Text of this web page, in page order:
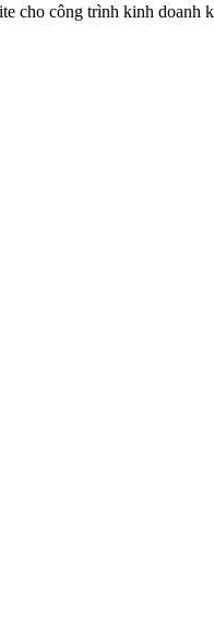
cho công trình kinh doanh